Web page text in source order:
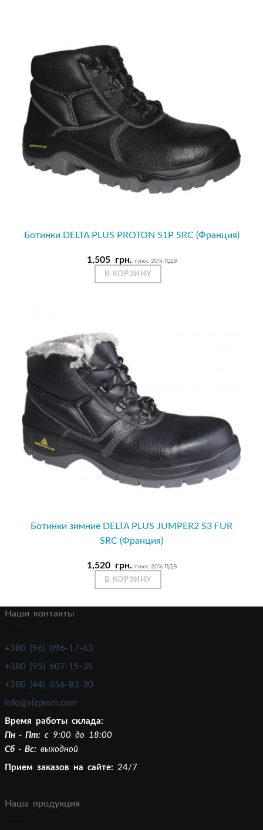
Ботинки DELTA PLUS PROTON S1P SRC (Франция)
1,505 грн. плюс 20% ПДВ
В КОРЗИНУ
Ботинки зимние DELTA PLUS JUMPER2 S3 FUR
SRC (Франция)
1,520 грн. плюс 20% ПДВ
В КОРЗИНУ
Наши контакты
+380 (96) 096-17-63
+380 (95) 607-15-35
+380 (44) 356-83-30
info@sizprom.com
Время работы склада:
Пн - Пт: c 9:00 до 18:00
Сб - Вс: выходной
Прием заказов на сайте: 24/7
Наша продукция